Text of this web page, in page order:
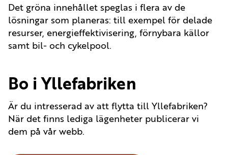
Det gröna innehållet speglas i flera av de
lösningar som planeras: till exempel för delade
resurser, energieffektivisering, förnybara källor
samt bil- och cykelpool.
Bo i Yllefabriken
Är du intresserad av att flytta till Yllefabriken?
När det finns lediga lägenheter publicerar vi
dem på vår webb.